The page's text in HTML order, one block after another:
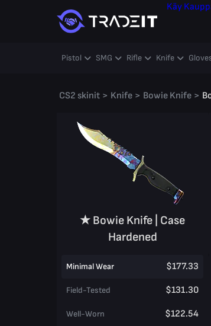
Käy
Pistol SMG Rifle Knife
CS2 skinit > Knife > Bowie Knife >
★ Bowie Knife | Case
Hardened
Minimal Wear $177.33
Field-Tested $131.30
Well-Worn $122.54